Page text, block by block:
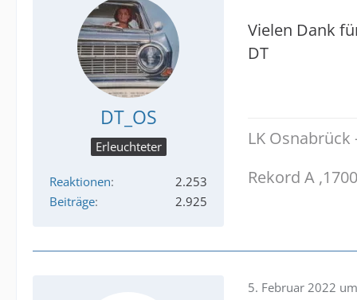
DT_OS
Erleuchteter
Reaktionen
2.253
Beiträge
2.925
Vielen Dank
DT
LK
Rekord A
5. Februar 2022